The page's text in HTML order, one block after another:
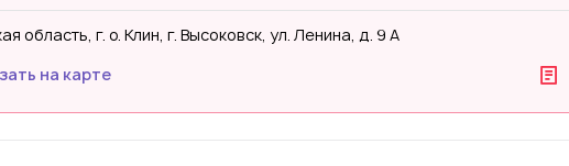
область, г. о. Клин, г. Высоковск, ул. Ленина, д. 9 А
на карте